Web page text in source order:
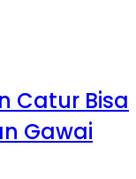
Catur Bisa
Gawai